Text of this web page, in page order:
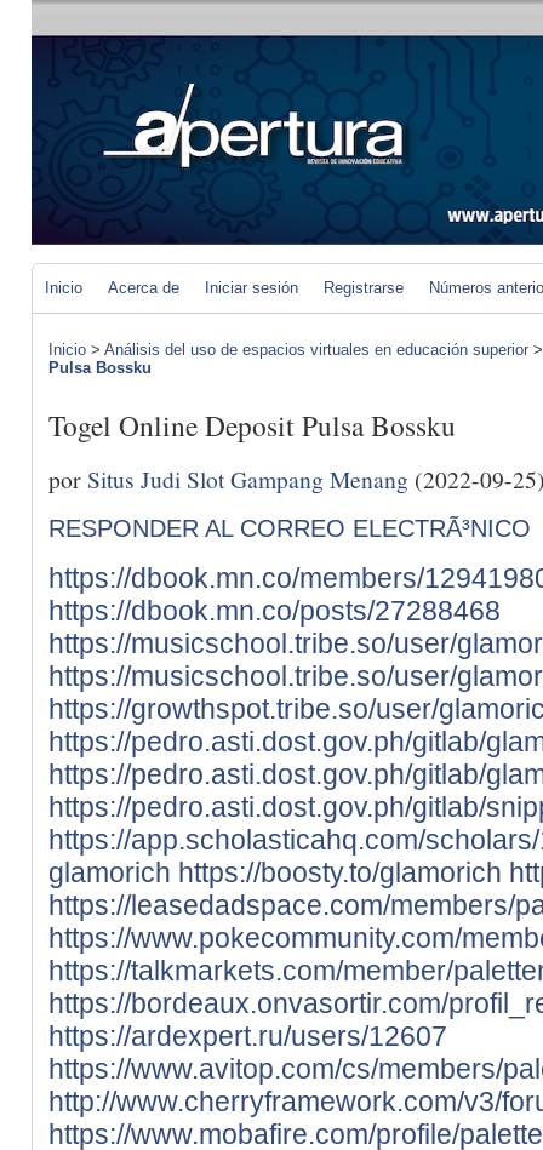
Inicio Acerca de Iniciar sesión Registrarse Números
Inicio > Análisis del uso de espacios virtuales en educación superior
Pulsa Bossku
Togel Online Deposit Pulsa Bossku
porSitus Judi Slot Gampang Menang (2022-09-
RESPONDER AL CORREO ELECTRÃ³NICO
https://dbook.mn.co/members/
https://dbook.mn.co/posts/27288468
https://musicschool.tribe.so/user/
https://musicschool.tribe.so/user/
https://growthspot.tribe.so/user/
https://pedro.asti.dost.gov.ph/gitlab/
https://pedro.asti.dost.gov.ph/gitlab/
https://pedro.asti.dost.gov.ph/gitlab/
https://app.scholasticahq.com/
glamorich https://boosty.to/glamorich
https://leasedadspace.com/members/
https://www.pokecommunity.com/
https://talkmarkets.com/member/
https://bordeaux.onvasortir.com/
https://ardexpert.ru/users/12607
https://www.avitop.com/cs/members/
http://www.cherryframework.com/v3/
https://www.mobafire.com/profile/